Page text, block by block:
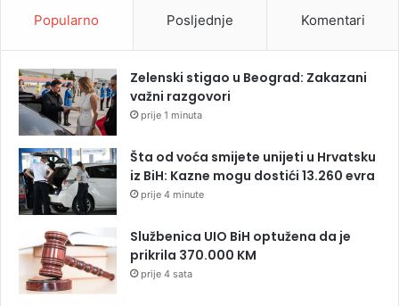
Popularno Posljednje Komentari
Zelenski stigao u Beograd: Zakazani
važni razgovori
prije 1 minuta
Šta od voća smijete unijeti u Hrvatsku
iz BiH: Kazne mogu dostići 13.260 evra
prije 4 minute
Službenica UIO BiH optužena da je
prikrila 370.000 KM
prije 4 sata